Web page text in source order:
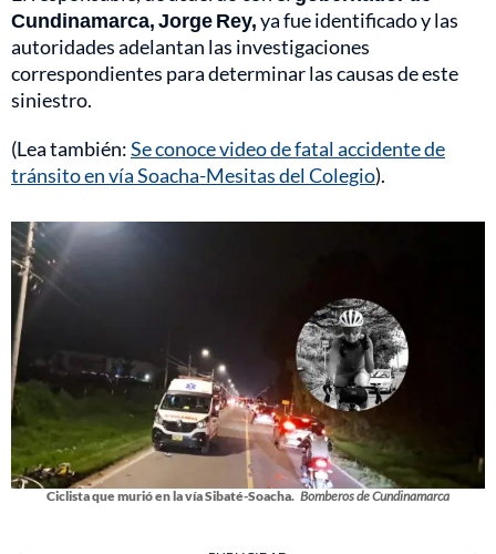
Cundinamarca, Jorge Rey,ya fue identificado y las
autoridades adelantan las investigaciones
correspondientes para determinar las causas de este
siniestro.
(Lea también:Se conoce video de fatal accidente de
tránsito en vía Soacha-Mesitas del Colegio).
Ciclista que murió en la vía Sibaté-Soacha. Bomberos de Cundinamarca